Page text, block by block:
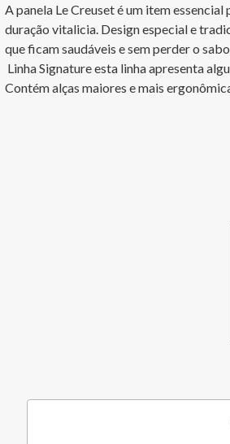
A panela Le Creuset é um item
duração vitalicia. Design especial e
que ficam saudáveis e sem perder o
Contém alças maiores e mais